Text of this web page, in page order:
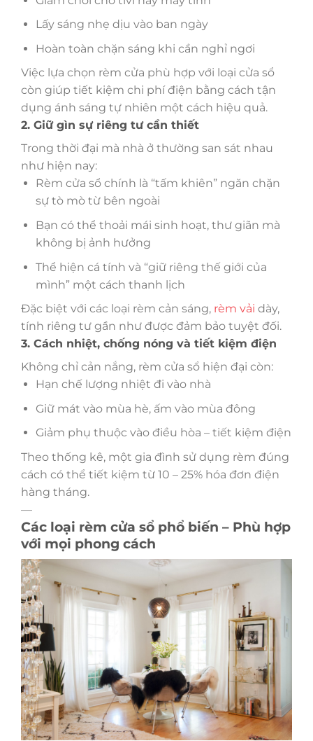
Lấy sáng nhẹ dịu vào ban ngày
Hoàn toàn chặn sáng khi cần nghỉ ngơi
Việc lựa chọn rèm cửa phù hợp với loại cửa sổ
còn giúp tiết kiệm chi phí điện bằng cách tận
dụng ánh sáng tự nhiên một cách hiệu quả.
2. Giữ gìn sự riêng tư cần thiết
Trong thời đại mà nhà ở thường san sát nhau
như hiện nay:
Rèm cửa sổ chính là “tấm khiên” ngăn chặn
sự tò mò từ bên ngoài
Bạn có thể thoải mái sinh hoạt, thư giãn mà
không bị ảnh hưởng
Thể hiện cá tính và “giữ riêng thế giới của
mình” một cách thanh lịch
Đặc biệt với các loại rèm cản sáng, rèm vải dày,
tính riêng tư gần như được đảm bảo tuyệt đối.
3. Cách nhiệt, chống nóng và tiết kiệm điện
Không chỉ cản nắng, rèm cửa sổ hiện đại còn:
Hạn chế lượng nhiệt đi vào nhà
Giữ mát vào mùa hè, ấm vào mùa đông
Giảm phụ thuộc vào điều hòa – tiết kiệm điện
Theo thống kê, một gia đình sử dụng rèm đúng
cách có thể tiết kiệm từ 10 – 25% hóa đơn điện
hàng tháng.
—
Các loại rèm cửa sổ phổ biến – Phù hợp
với mọi phong cách